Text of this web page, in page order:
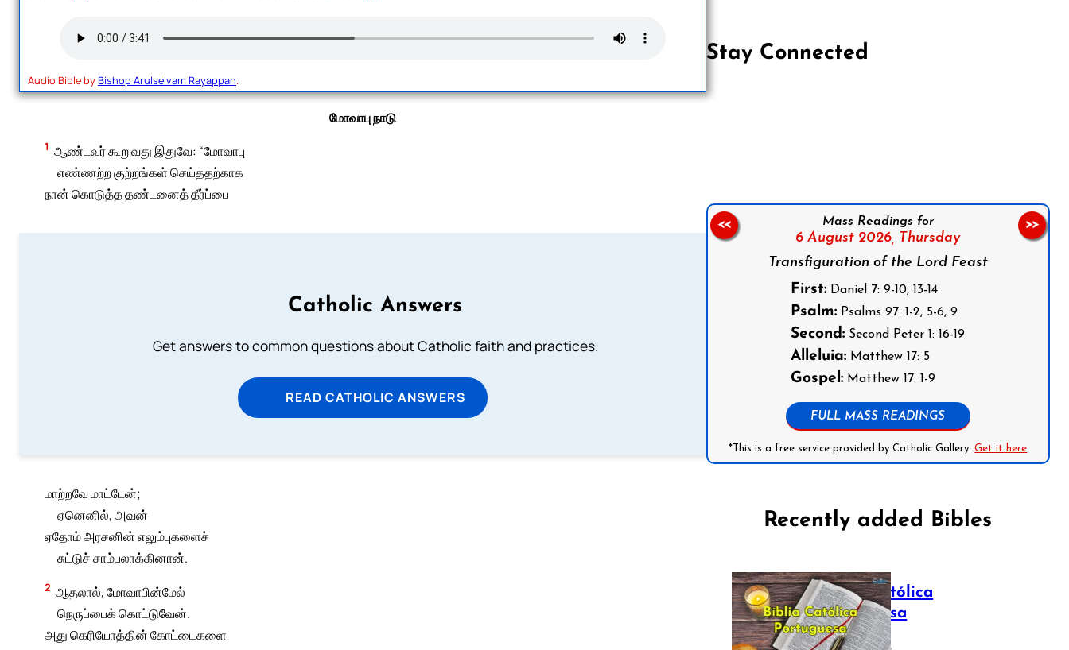
Audio Bible byBishop Arulselvam Rayappan.
மோவாபு நாடு
1 ஆண்டவர் கூறுவது இதுவே: “மோவாபு
எண்ணற்ற குற்றங்கள் செய்ததற்காக
நான் கொடுத்த தண்டனைத் தீர்ப்பை
Catholic Answers
Get answers to common questions about Catholic faith and practices.
READ CATHOLIC ANSWERS
மாற்றவே மாட்டேன்;
ஏனெனில், அவன்
ஏதோம் அரசனின் எலும்புகளைச்
சுட்டுச் சாம்பலாக்கினான்.
2 ஆதலால், மோவாபின்மேல்
நெருப்பைக் கொட்டுவேன்.
அது கெரியோத்தின் கோட்டைகளை
Stay Connected
Mass Readings for
6 August 2026, Thursday
Transfiguration of the Lord Feast
First: Daniel 7: 9-10, 13-14
Psalm: Psalms 97: 1-2, 5-6, 9
Second: Second Peter 1: 16-19
Alleluia: Matthew 17: 5
Gospel: Matthew 17: 1-9
FULL MASS READINGS
*This is a free service provided by Catholic Gallery.Get it here
<< >>
Recently added Bibles
Bíblia Católica
Portuguesa